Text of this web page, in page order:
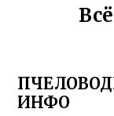
ИНФО